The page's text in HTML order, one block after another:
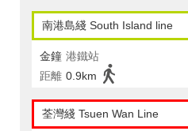
南港島綫 South Island line
金鐘 港鐵站
距離 0.9km
荃灣綫 Tsuen Wan Line